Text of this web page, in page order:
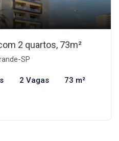
2 quartos, 73m²
SP
2 Vagas 73 m²